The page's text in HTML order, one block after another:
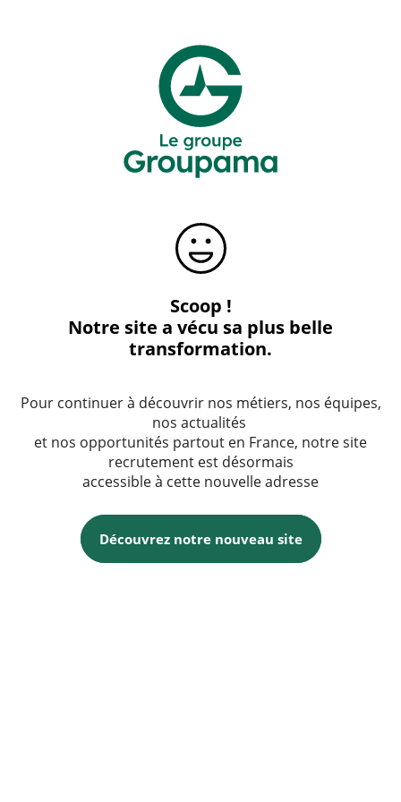
Scoop !
Notre site a vécu sa plus belle
transformation.
Pour continuer à découvrir nos métiers, nos équipes,
nos actualités
et nos opportunités partout en France, notre site
recrutement est désormais
accessible à cette nouvelle adresse
Découvrez notre nouveau site